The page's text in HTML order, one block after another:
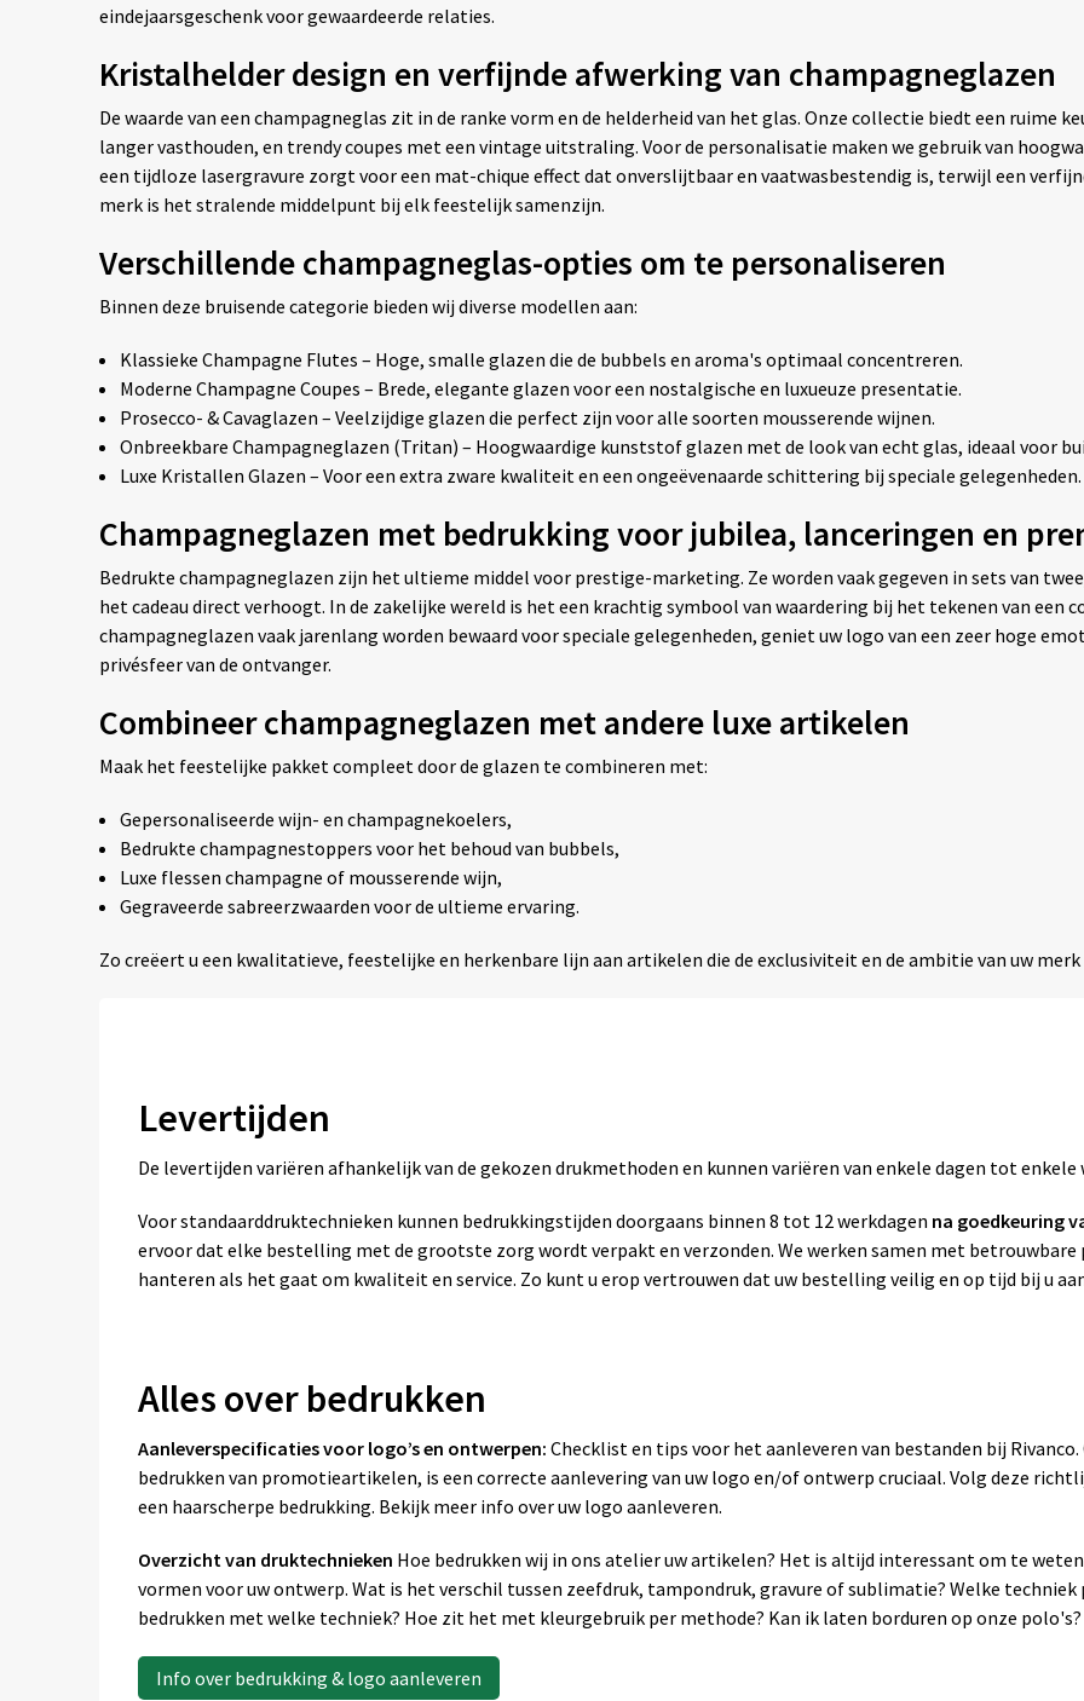
eindejaarsgeschenk voor gewaardeerde relaties.
Kristalhelder design en verfijnde afwerking van champagneglazen
De waarde van een champagneglas zit in de ranke vorm en de helderheid van het glas. Onze collectie biedt een ruime
langer vasthouden, en trendy coupes met een vintage uitstraling. Voor de personalisatie maken we gebruik van
een tijdloze lasergravure zorgt voor een mat-chique effect dat onverslijtbaar en vaatwasbestendig is, terwijl een
merk is het stralende middelpunt bij elk feestelijk samenzijn.
Verschillende champagneglas-opties om te personaliseren
Binnen deze bruisende categorie bieden wij diverse modellen aan:
Klassieke Champagne Flutes – Hoge, smalle glazen die de bubbels en aroma's optimaal concentreren.
Moderne Champagne Coupes – Brede, elegante glazen voor een nostalgische en luxueuze presentatie.
Prosecco- & Cavaglazen – Veelzijdige glazen die perfect zijn voor alle soorten mousserende wijnen.
Onbreekbare Champagneglazen (Tritan) – Hoogwaardige kunststof glazen met de look van echt glas, ideaal voor
Luxe Kristallen Glazen – Voor een extra zware kwaliteit en een ongeëvenaarde schittering bij speciale gelegenheden.
Champagneglazen met bedrukking voor jubilea, lanceringen en
Bedrukte champagneglazen zijn het ultieme middel voor prestige-marketing. Ze worden vaak gegeven in sets van
het cadeau direct verhoogt. In de zakelijke wereld is het een krachtig symbool van waardering bij het tekenen van
champagneglazen vaak jarenlang worden bewaard voor speciale gelegenheden, geniet uw logo van een zeer hoge
privésfeer van de ontvanger.
Combineer champagneglazen met andere luxe artikelen
Maak het feestelijke pakket compleet door de glazen te combineren met:
Gepersonaliseerde wijn- en champagnekoelers,
Bedrukte champagnestoppers voor het behoud van bubbels,
Luxe flessen champagne of mousserende wijn,
Gegraveerde sabreerzwaarden voor de ultieme ervaring.
Zo creëert u een kwalitatieve, feestelijke en herkenbare lijn aan artikelen die de exclusiviteit en de ambitie van uw
Levertijden
De levertijden variëren afhankelijk van de gekozen drukmethoden en kunnen variëren van enkele dagen tot enkele
Voor standaarddruktechnieken kunnen bedrukkingstijden doorgaans binnen 8 tot 12 werkdagen na goedkeuring
ervoor dat elke bestelling met de grootste zorg wordt verpakt en verzonden. We werken samen met
hanteren als het gaat om kwaliteit en service. Zo kunt u erop vertrouwen dat uw bestelling veilig en op tijd bij u
Alles over bedrukken
Aanleverspecificaties voor logo’s en ontwerpen: Checklist en tips voor het aanleveren van bestanden bij
bedrukken van promotieartikelen, is een correcte aanlevering van uw logo en/of ontwerp cruciaal. Volg deze
een haarscherpe bedrukking. Bekijk meer info over uw logo aanleveren.
Overzicht van druktechnieken Hoe bedrukken wij in ons atelier uw artikelen? Het is altijd interessant om te
vormen voor uw ontwerp. Wat is het verschil tussen zeefdruk, tampondruk, gravure of sublimatie? Welke
bedrukken met welke techniek? Hoe zit het met kleurgebruik per methode? Kan ik laten borduren op onze
Info over bedrukking & logo aanleveren